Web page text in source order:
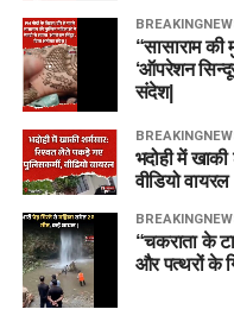
(Future
जो 75% या 50% अग्निवीर
सेवामुक्त होंगे, उन्हें समाज में
जा रहे हैं:
सुरक्षा बलों में आरक्षण:
पुलिस बलों (CAPFs)
राइफल्स में पूर्व-
राज्य पुलिस में
“सासाराम की
‘ऑपरेशन
संदेश|
भदोही में
वीडियो वायरल |
“चकराता के
और पत्थरों के